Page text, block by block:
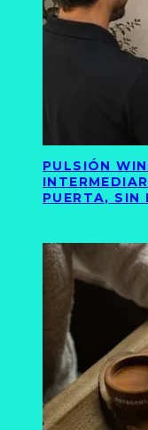
PULSIÓN
PUERTA, SIN